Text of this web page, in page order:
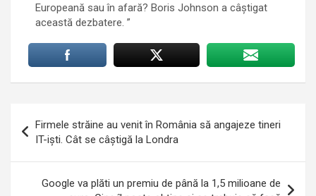
Europeană sau în afară? Boris Johnson a câștigat
această dezbatere. ”
în
articole
Firmele străine au venit în România să angajeze tineri
IT-iști. Cât se câștigă la Londra
Google va plăti un premiu de până la 1,5 milioane de